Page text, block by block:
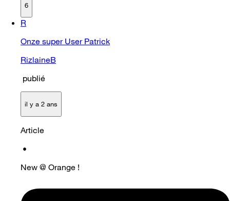
6
R
Onze super User Patrick
RizlaineB
publié
il y a 2 ans
Article
•
New @ Orange !